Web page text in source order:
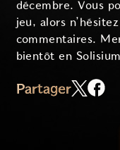
décembre. Vous
jeu, alors
commentaires.
bientôt en
Partager